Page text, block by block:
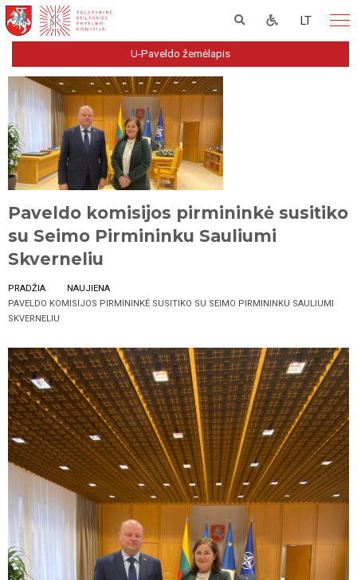
LT
U-Paveldo žemėlapis
Paveldo komisijos pirmininkė susitiko
su Seimo Pirmininku Sauliumi
Skverneliu
PRADŽIA
NAUJIENA
PAVELDO KOMISIJOS PIRMININKĖ SUSITIKO SU SEIMO PIRMININKU SAULIUMI
SKVERNELIU